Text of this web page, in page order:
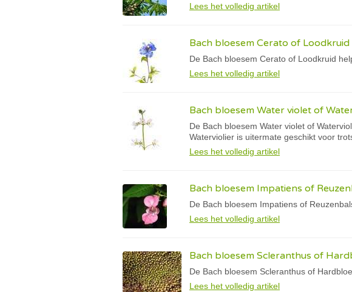
Lees het volledig artikel
Bach bloesem Cerato of Loodkruid
De Bach bloesem Cerato of Loodkruid
Lees het volledig artikel
Bach bloesem Water violet of
De Bach bloesem Water violet of
Waterviolier is uitermate geschikt voor
Lees het volledig artikel
Bach bloesem Impatiens of
De Bach bloesem Impatiens of
Lees het volledig artikel
Bach bloesem Scleranthus of
De Bach bloesem Scleranthus of
Lees het volledig artikel